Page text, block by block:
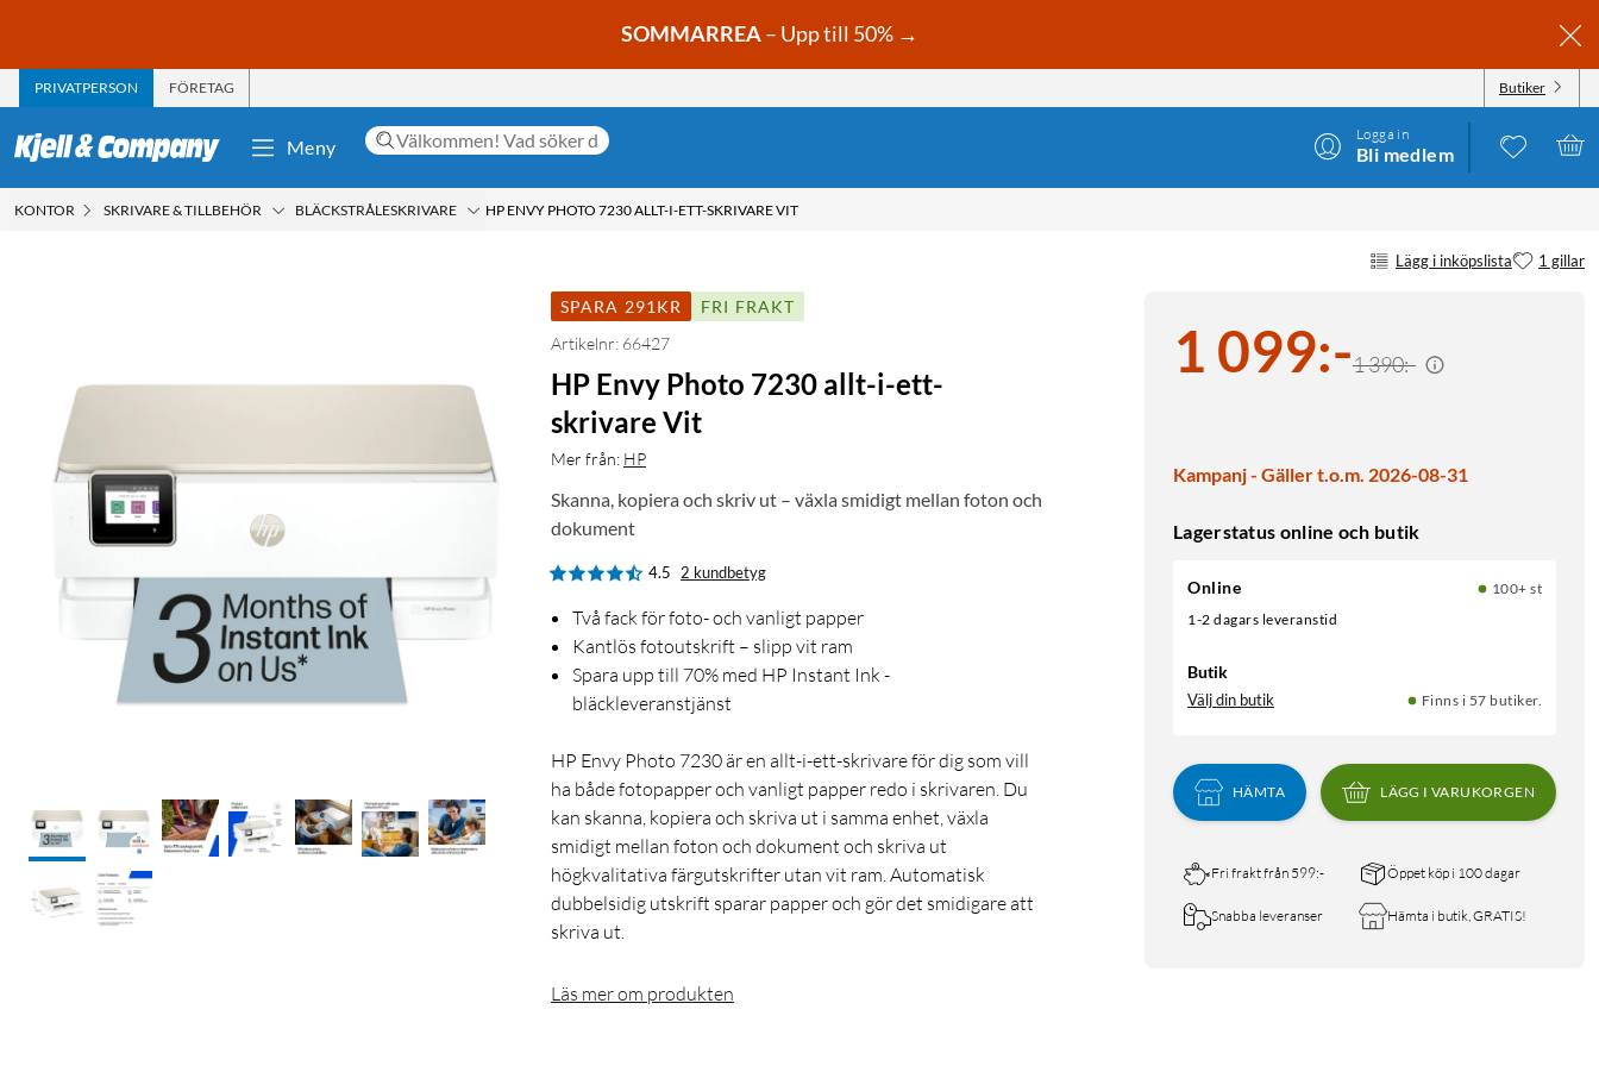
SOMMARREA– Upp till 50% →
PRIVATPERSON FÖRETAG Butiker
Meny
Logga in
Bli medlem
KONTOR SKRIVARE & TILLBEHÖR BLÄCKSTRÅLESKRIVARE HP ENVY PHOTO 7230 ALLT-I-ETT-SKRIVARE VIT
Lägg i inköpslista 1 gillar
1 099:-1 390:-
Kampanj - Gäller t.o.m. 2026-08-31
Lagerstatus online och butik
Online
100+ st
1-2 dagars leveranstid
Butik
Välj din butik Finns i 57 butiker.
HÄMTA LÄGG I VARUKORGEN
Fri frakt från 599:- Öppet köp i 100 dagar
Snabba leveranser Hämta i butik, GRATIS!
SPARA 291KR
FRI FRAKT
Artikelnr: 66427
HP Envy Photo 7230 allt-i-ett-
skrivare Vit
Mer från: HP
Skanna, kopiera och skriv ut – växla smidigt mellan foton och
dokument
4.5 2 kundbetyg
Två fack för foto- och vanligt papper
Kantlös fotoutskrift – slipp vit ram
Spara upp till 70% med HP Instant Ink -
bläckleveranstjänst
HP Envy Photo 7230 är en allt-i-ett-skrivare för dig som vill
ha både fotopapper och vanligt papper redo i skrivaren. Du
kan skanna, kopiera och skriva ut i samma enhet, växla
smidigt mellan foton och dokument och skriva ut
högkvalitativa färgutskrifter utan vit ram. Automatisk
dubbelsidig utskrift sparar papper och gör det smidigare att
skriva ut.
Läs mer om produkten